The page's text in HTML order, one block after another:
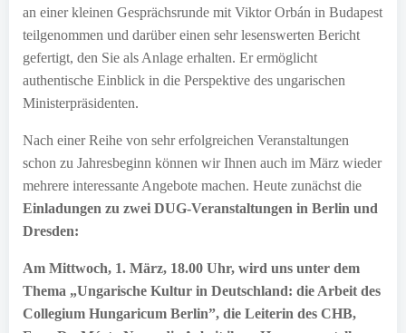
an einer kleinen Gesprächsrunde mit Viktor Orbán in Budapest
teilgenommen und darüber einen sehr lesenswerten Bericht
gefertigt, den Sie als Anlage erhalten. Er ermöglicht
authentische Einblick in die Perspektive des ungarischen
Ministerpräsidenten.
Nach einer Reihe von sehr erfolgreichen Veranstaltungen
schon zu Jahresbeginn können wir Ihnen auch im März wieder
mehrere interessante Angebote machen. Heute zunächst die
Einladungen zu zwei DUG-Veranstaltungen in Berlin und
Dresden:
Am Mittwoch, 1. März, 18.00 Uhr, wird uns unter dem
Thema „Ungarische Kultur in Deutschland: die Arbeit des
Collegium Hungaricum Berlin”, die Leiterin des CHB,